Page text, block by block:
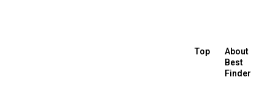
Top
About
Best
Finder